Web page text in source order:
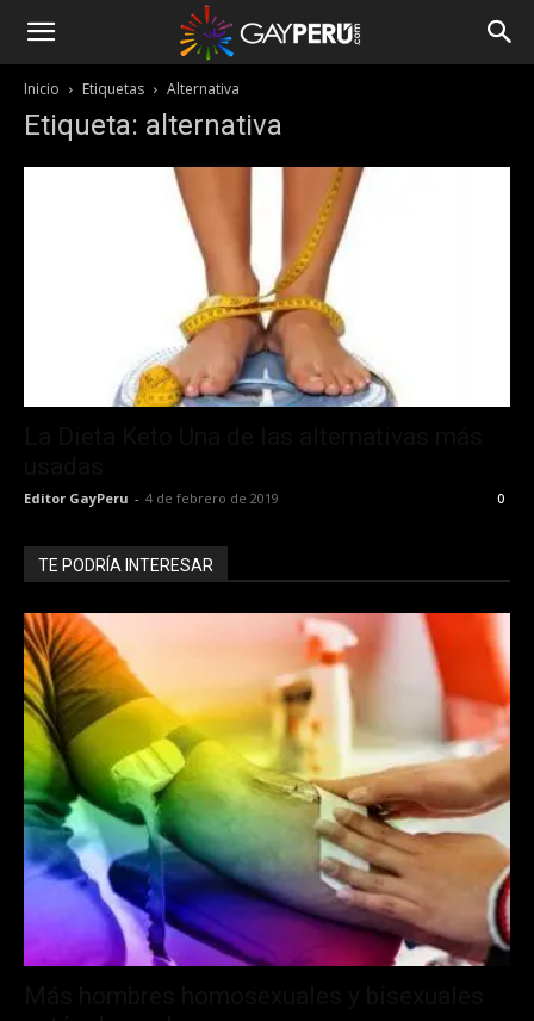
Inicio Etiquetas Alternativa
Etiqueta: alternativa
Editor GayPeru - 4 de febrero de 2019 0
TE PODRÍA INTERESAR